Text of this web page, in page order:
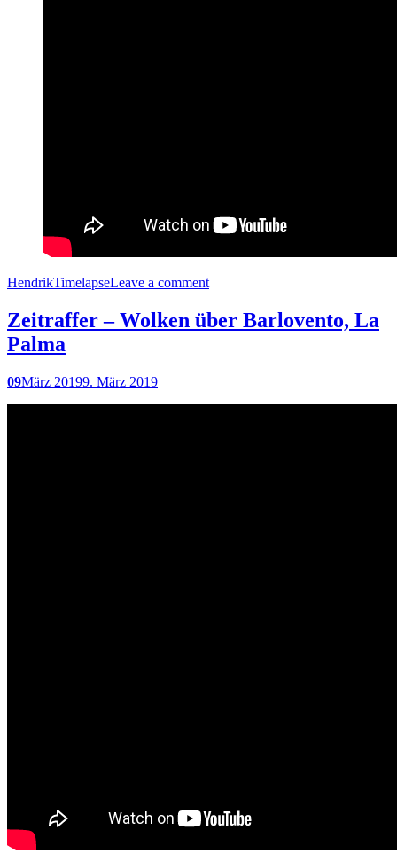
HendrikTimelapseLeave a comment
Zeitraffer – Wolken über Barlovento, La
Palma
09März 20199. März 2019